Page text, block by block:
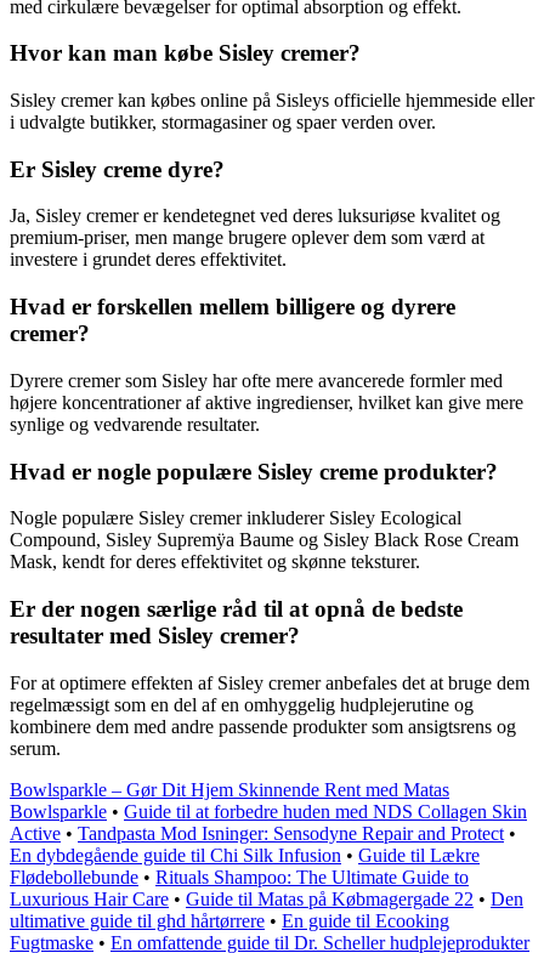
med cirkulære bevægelser for optimal absorption og effekt.
Hvor kan man købe Sisley cremer?
Sisley cremer kan købes online på Sisleys officielle hjemmeside eller
i udvalgte butikker, stormagasiner og spaer verden over.
Er Sisley creme dyre?
Ja, Sisley cremer er kendetegnet ved deres luksuriøse kvalitet og
premium-priser, men mange brugere oplever dem som værd at
investere i grundet deres effektivitet.
Hvad er forskellen mellem billigere og dyrere
cremer?
Dyrere cremer som Sisley har ofte mere avancerede formler med
højere koncentrationer af aktive ingredienser, hvilket kan give mere
synlige og vedvarende resultater.
Hvad er nogle populære Sisley creme produkter?
Nogle populære Sisley cremer inkluderer Sisley Ecological
Compound, Sisley Supremÿa Baume og Sisley Black Rose Cream
Mask, kendt for deres effektivitet og skønne teksturer.
Er der nogen særlige råd til at opnå de bedste
resultater med Sisley cremer?
For at optimere effekten af Sisley cremer anbefales det at bruge dem
regelmæssigt som en del af en omhyggelig hudplejerutine og
kombinere dem med andre passende produkter som ansigtsrens og
serum.
Bowlsparkle – Gør Dit Hjem Skinnende Rent med Matas
Bowlsparkle • Guide til at forbedre huden med NDS Collagen Skin
Active • Tandpasta Mod Isninger: Sensodyne Repair and Protect •
En dybdegående guide til Chi Silk Infusion • Guide til Lækre
Flødebollebunde • Rituals Shampoo: The Ultimate Guide to
Luxurious Hair Care • Guide til Matas på Købmagergade 22 • Den
ultimative guide til ghd hårtørrere • En guide til Ecooking
Fugtmaske • En omfattende guide til Dr. Scheller hudplejeprodukter